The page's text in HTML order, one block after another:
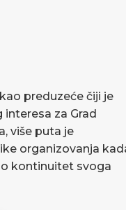
preduzeće čiji je
za Grad
više puta je
organizovanja
kontinuitet svoga